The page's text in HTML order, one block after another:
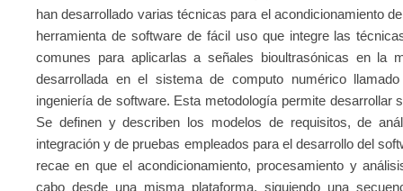
han desarrollado varias técnicas para el acondicionamiento
herramienta de software de fácil uso que integre las
comunes para aplicarlas a señales bioultrasónicas en la
desarrollada en el sistema de computo numérico
ingeniería de software. Esta metodología permite desarrollar
Se definen y describen los modelos de requisitos, de
integración y de pruebas empleados para el desarrollo del
recae en que el acondicionamiento, procesamiento y
cabo desde una misma plataforma, siguiendo una